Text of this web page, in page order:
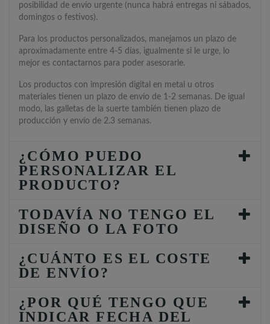
posibilidad de envío urgente (nunca habrá entregas ni sábados,
domingos o festivos).
Para los productos personalizados, manejamos un plazo de
aproximadamente entre 4-5 días, igualmente si le urge, lo
mejor es contactarnos para poder asesorarle.
Los productos con impresión digital en metal u otros
materiales tienen un plazo de envío de 1-2 semanas. De igual
modo, las galletas de la suerte también tienen plazo de
producción y envío de 2.3 semanas.
¿CÓMO PUEDO
PERSONALIZAR EL
PRODUCTO?
TODAVÍA NO TENGO EL
DISEÑO O LA FOTO
¿CUÁNTO ES EL COSTE
DE ENVÍO?
¿POR QUÉ TENGO QUE
INDICAR FECHA DEL